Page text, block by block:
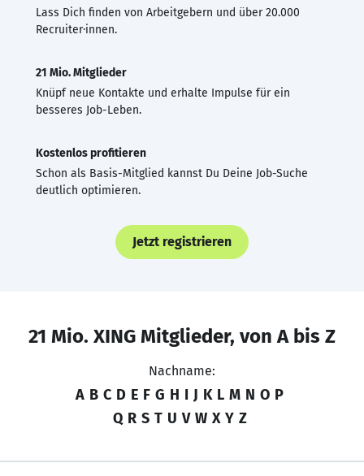
Lass Dich finden von Arbeitgebern und über 20.000
Recruiter·innen.
21 Mio. Mitglieder
Knüpf neue Kontakte und erhalte Impulse für ein
besseres Job-Leben.
Kostenlos profitieren
Schon als Basis-Mitglied kannst Du Deine Job-Suche
deutlich optimieren.
Jetzt registrieren
21 Mio. XING Mitglieder, von A bis Z
Nachname:
A B C D E F G H I J K L M N O P
Q R S T U V W X Y Z